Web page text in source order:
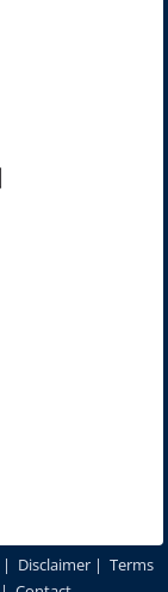
| Disclaimer | Terms